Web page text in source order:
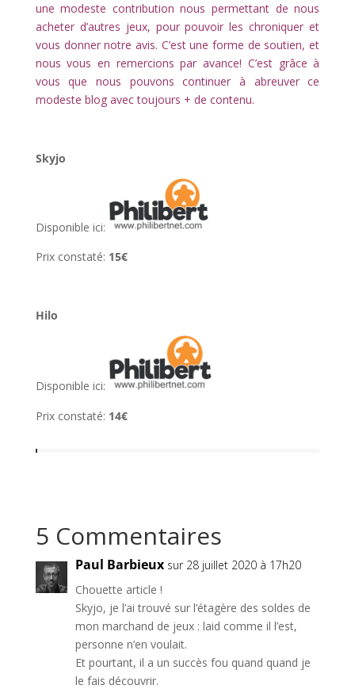
une modeste contribution nous permettant de nous
acheter d’autres jeux, pour pouvoir les chroniquer et
vous donner notre avis. C’est une forme de soutien, et
nous vous en remercions par avance! C’est grâce à
vous que nous pouvons continuer à abreuver ce
modeste blog avec toujours + de contenu.
Skyjo
Disponible ici:
Prix constaté: 15€
Hilo
Disponible ici:
Prix constaté: 14€
5 Commentaires
Paul Barbieux sur 28 juillet 2020 à 17h20
Chouette article !
Skyjo, je l’ai trouvé sur l’étagère des soldes de
mon marchand de jeux : laid comme il l’est,
personne n’en voulait.
Et pourtant, il a un succès fou quand quand je
le fais découvrir.